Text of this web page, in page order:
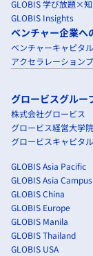
GLOBIS 学び放題×
GLOBIS Insights
ベンチャー企業へ
ベンチャーキャピタル
アクセラレーション
グロービスグルー
株式会社グロービス
グロービス経営大学院
グロービスキャピタ
GLOBIS Asia Pacific
GLOBIS Asia Campus
GLOBIS China
GLOBIS Europe
GLOBIS Manila
GLOBIS Thailand
GLOBIS USA